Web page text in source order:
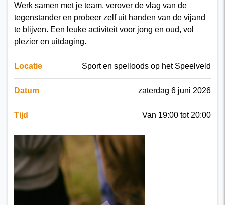
Werk samen met je team, verover de vlag van de
tegenstander en probeer zelf uit handen van de vijand
te blijven. Een leuke activiteit voor jong en oud, vol
plezier en uitdaging.
Locatie Sport en spelloods op het Speelveld
Datum zaterdag 6 juni 2026
Tijd Van 19:00 tot 20:00